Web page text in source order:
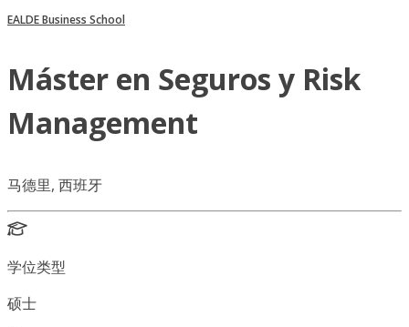
EALDE Business School
Máster en Seguros y Risk
Management
马德里, 西班牙
学位类型
硕士